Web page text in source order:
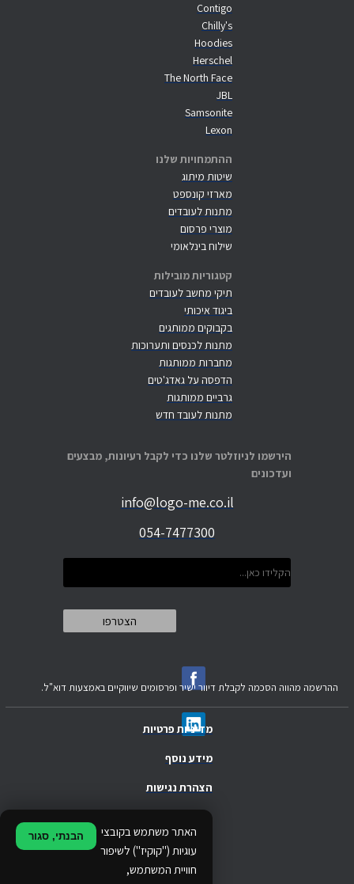
Contigo
Chilly's
Hoodies
Herschel
The North Face
JBL
Samsonite
Lexon
ההתמחויות שלנו
שיטות מיתוג
מארזי קונספט
מתנות לעובדים
מוצרי פרסום
שילוח בינלאומי
קטגוריות מובילות
תיקי מחשב לעובדים
ביגוד איכותי
בקבוקים ממותגים
מתנות לכנסים ותערוכות
מחברות ממותגות
הדפסה על גאדג'טים
גרביים ממותגות
מתנות לעובד חדש
הירשמו לניוזלטר שלנו כדי לקבל רעיונות, מבצעים
ועדכונים
info@logo-me.co.il
054-7477300
מדיניות פרטיות
האתר משתמש בקובצי
עוגיות ("קוקיז") לשיפור
חוויית המשתמש,
הבנתי, סגור
מידע נוסף
.
הצהרת נגישות
ההרשמה מהווה הסכמה לקבלת דיוור ישיר ופרסומים שיווקיים באמצעות דוא"ל.